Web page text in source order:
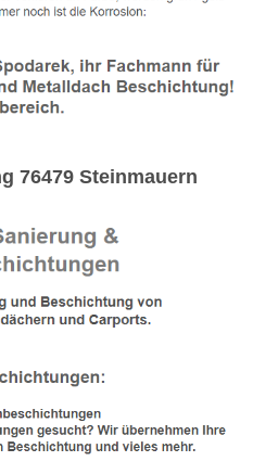
76479 Steinmauern